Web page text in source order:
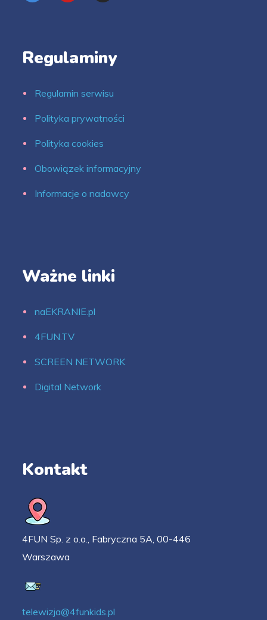
Regulaminy
Regulamin serwisu
Polityka prywatności
Polityka cookies
Obowiązek informacyjny
Informacje o nadawcy
Ważne linki
naEKRANIE.pl
4FUN.TV
SCREEN NETWORK
Digital Network
Kontakt
4FUN Sp. z o.o., Fabryczna 5A, 00-446
Warszawa
telewizja@4funkids.pl